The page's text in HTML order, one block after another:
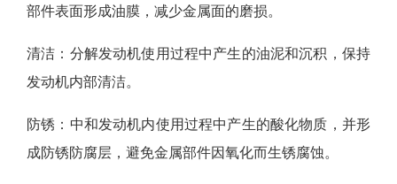
部件表面形成油膜，减少金属面的磨损。
清洁：分解发动机使用过程中产生的油泥和沉积，保持
发动机内部清洁。
防锈：中和发动机内使用过程中产生的酸化物质，并形
成防锈防腐层，避免金属部件因氧化而生锈腐蚀。